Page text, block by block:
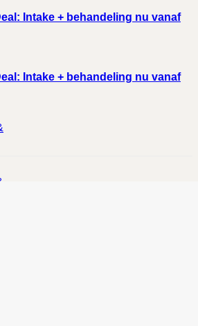
Intake + behandeling nu vanaf
Intake + behandeling nu vanaf